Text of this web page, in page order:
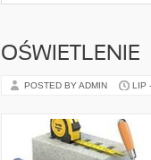
OŚWIETLENIE
POSTED BY ADMIN LIP